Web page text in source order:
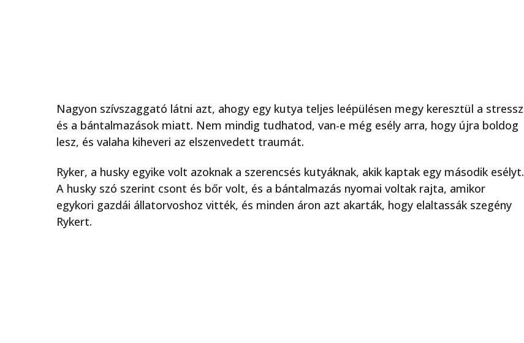
Nagyon szívszaggató látni azt, ahogy egy kutya teljes leépülésen megy keresztül a stressz
és a bántalmazások miatt. Nem mindig tudhatod, van-e még esély arra, hogy újra boldog
lesz, és valaha kiheveri az elszenvedett traumát.
Ryker, a husky egyike volt azoknak a szerencsés kutyáknak, akik kaptak egy második esélyt.
A husky szó szerint csont és bőr volt, és a bántalmazás nyomai voltak rajta, amikor
egykori gazdái állatorvoshoz vitték, és minden áron azt akarták, hogy elaltassák szegény
Rykert.